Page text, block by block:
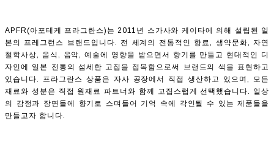
APFR(아포테케 프라그란스)는 2011년 스가사와 케이타에 의해 설립된 일
본의 프레그런스 브랜드입니다. 전 세계의 전통적인 향료, 생약문화, 자연
철학사상, 음식, 음악, 예술에 영향을 받으면서 향기를 만들고 현대적인 디
자인에 일본 전통의 섬세한 고집을 접목함으로써 브랜드의 색을 표현하고
있습니다. 프라그란스 상품은 자사 공장에서 직접 생산하고 있으며, 모든
재료와 성분은 직접 원재료 파트너와 함께 고집스럽게 선택했습니다. 일상
의 감정과 장면들에 향기로 스며들어 기억 속에 각인될 수 있는 제품들을
만들고자 합니다.